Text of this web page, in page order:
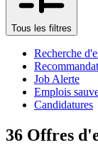
Tous les filtres
Recherche
Job Alerte
Emplois
Candidatures
36 Offres